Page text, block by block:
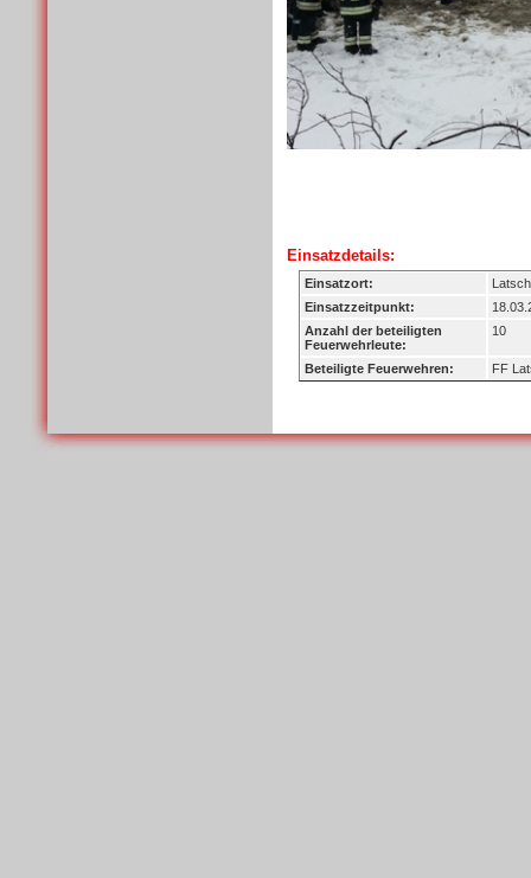
Einsatzdetails:
Einsatzort:
Einsatzzeitpunkt:
Anzahl der beteiligten
Feuerwehrleute:
10
Beteiligte Feuerwehren: FF